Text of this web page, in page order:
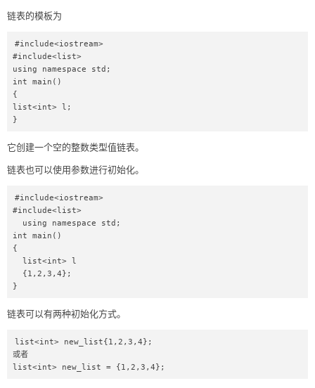
链表的模板为
#include<iostream>
#include<list>
using namespace std;
int main()
{
list<int> l;
}
它创建一个空的整数类型值链表。
链表也可以使用参数进行初始化。
#include<iostream>
#include<list>
int main()
{
}
链表可以有两种初始化方式。
list<int> new_list{1,2,3,4};
或者
list<int> new_list = {1,2,3,4};